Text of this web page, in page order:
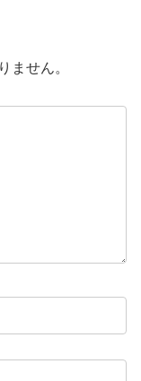
ません。